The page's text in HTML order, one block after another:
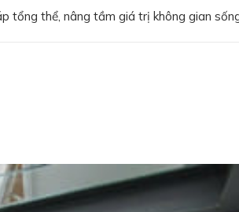
tổng thể, nâng tầm giá trị không gian